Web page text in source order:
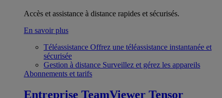
Accès et assistance à distance rapides et sécurisés.
En savoir plus
Téléassistance Offrez une téléassistance instantanée et
sécurisée
Gestion à distance Surveillez et gérez les appareils
Abonnements et tarifs
Entreprise TeamViewer Tensor